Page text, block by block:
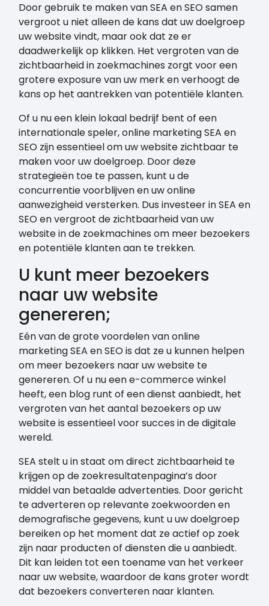
Door gebruik te maken van SEA en SEO samen
vergroot u niet alleen de kans dat uw doelgroep
uw website vindt, maar ook dat ze er
daadwerkelijk op klikken. Het vergroten van de
zichtbaarheid in zoekmachines zorgt voor een
grotere exposure van uw merk en verhoogt de
kans op het aantrekken van potentiële klanten.
Of u nu een klein lokaal bedrijf bent of een
internationale speler, online marketing SEA en
SEO zijn essentieel om uw website zichtbaar te
maken voor uw doelgroep. Door deze
strategieën toe te passen, kunt u de
concurrentie voorblijven en uw online
aanwezigheid versterken. Dus investeer in SEA en
SEO en vergroot de zichtbaarheid van uw
website in de zoekmachines om meer bezoekers
en potentiële klanten aan te trekken.
U kunt meer bezoekers
naar uw website
genereren;
Eén van de grote voordelen van online
marketing SEA en SEO is dat ze u kunnen helpen
om meer bezoekers naar uw website te
genereren. Of u nu een e-commerce winkel
heeft, een blog runt of een dienst aanbiedt, het
vergroten van het aantal bezoekers op uw
website is essentieel voor succes in de digitale
wereld.
SEA stelt u in staat om direct zichtbaarheid te
krijgen op de zoekresultatenpagina’s door
middel van betaalde advertenties. Door gericht
te adverteren op relevante zoekwoorden en
demografische gegevens, kunt u uw doelgroep
bereiken op het moment dat ze actief op zoek
zijn naar producten of diensten die u aanbiedt.
Dit kan leiden tot een toename van het verkeer
naar uw website, waardoor de kans groter wordt
dat bezoekers converteren naar klanten.